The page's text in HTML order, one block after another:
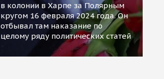
в колонии в Харпе за Полярным
кругом 16 февраля 2024 года. Он
отбывал там наказание по
целому ряду политических статей